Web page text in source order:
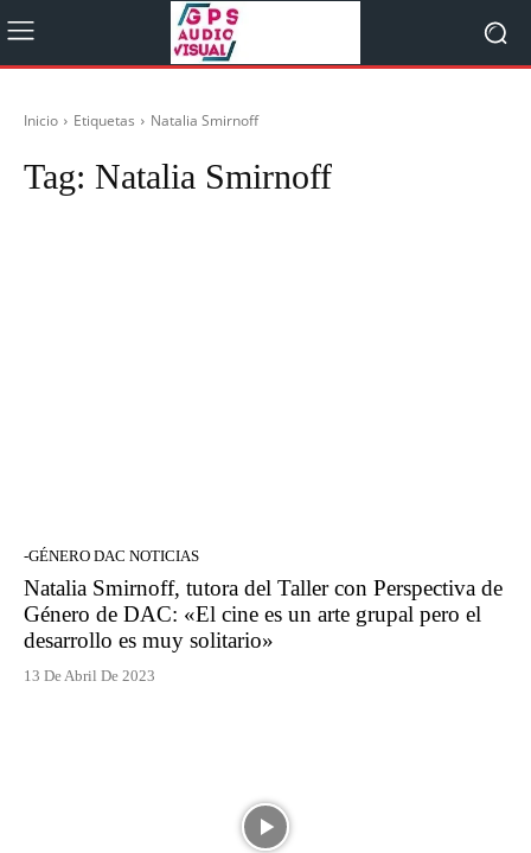
Inicio Etiquetas Natalia Smirnoff
Tag: Natalia Smirnoff
-GÉNERO DAC NOTICIAS
Natalia Smirnoff, tutora del Taller con Perspectiva de
Género de DAC: «El cine es un arte grupal pero el
desarrollo es muy solitario»
13 De Abril De 2023